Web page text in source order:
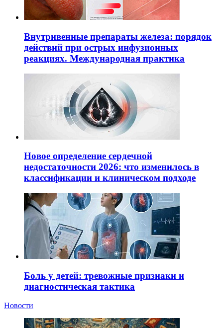
Внутривенные препараты железа: порядок
действий при острых инфузионных
реакциях. Международная практика
Новое определение сердечной
недостаточности 2026: что изменилось в
классификации и клиническом подходе
Боль у детей: тревожные признаки и
диагностическая тактика
Новости